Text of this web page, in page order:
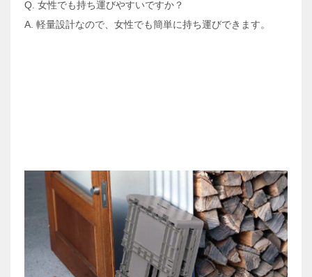
Q. 女性でも持ち運びやすいですか？
A. 軽量設計なので、女性でも簡単に持ち運びできます。